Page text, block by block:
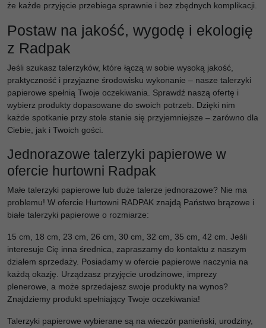
że każde przyjęcie przebiega sprawnie i bez zbędnych komplikacji.
Postaw na jakość, wygodę i ekologię
z Radpak
Jeśli szukasz talerzyków, które łączą w sobie wysoką jakość,
praktyczność i przyjazne środowisku wykonanie – nasze talerzyki
papierowe spełnią Twoje oczekiwania. Sprawdź naszą ofertę i
wybierz produkty dopasowane do swoich potrzeb. Dzięki nim
każde spotkanie przy stole stanie się przyjemniejsze – zarówno dla
Ciebie, jak i Twoich gości.
Jednorazowe talerzyki papierowe w
ofercie hurtowni Radpak
Małe talerzyki papierowe lub duże talerze jednorazowe? Nie ma
problemu! W ofercie Hurtowni RADPAK znajdą Państwo brązowe i
białe talerzyki papierowe o rozmiarze:
15 cm, 18 cm, 23 cm, 26 cm, 30 cm, 32 cm, 35 cm, 42 cm. Jeśli
interesuje Cię inna średnica, zapraszamy do kontaktu z naszym
działem sprzedaży. Posiadamy w ofercie papierowe naczynia na
każdą okazję. Urządzasz przyjęcie urodzinowe, imprezy
plenerowe, a może sprzedajesz swoje produkty na wynos?
Znajdziemy produkt spełniający Twoje oczekiwania!
Talerzyki papierowe wybierane są na wieczór panieński, urodziny,